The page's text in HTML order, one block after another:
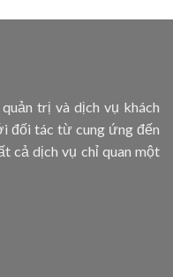
trị và dịch vụ khách
đối tác từ cung ứng đến
cả dịch vụ chỉ quan một